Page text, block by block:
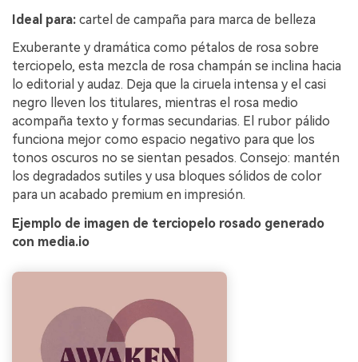
Ideal para: cartel de campaña para marca de belleza
Exuberante y dramática como pétalos de rosa sobre
terciopelo, esta mezcla de rosa champán se inclina hacia
lo editorial y audaz. Deja que la ciruela intensa y el casi
negro lleven los titulares, mientras el rosa medio
acompaña texto y formas secundarias. El rubor pálido
funciona mejor como espacio negativo para que los
tonos oscuros no se sientan pesados. Consejo: mantén
los degradados sutiles y usa bloques sólidos de color
para un acabado premium en impresión.
Ejemplo de imagen de terciopelo rosado generado
con media.io